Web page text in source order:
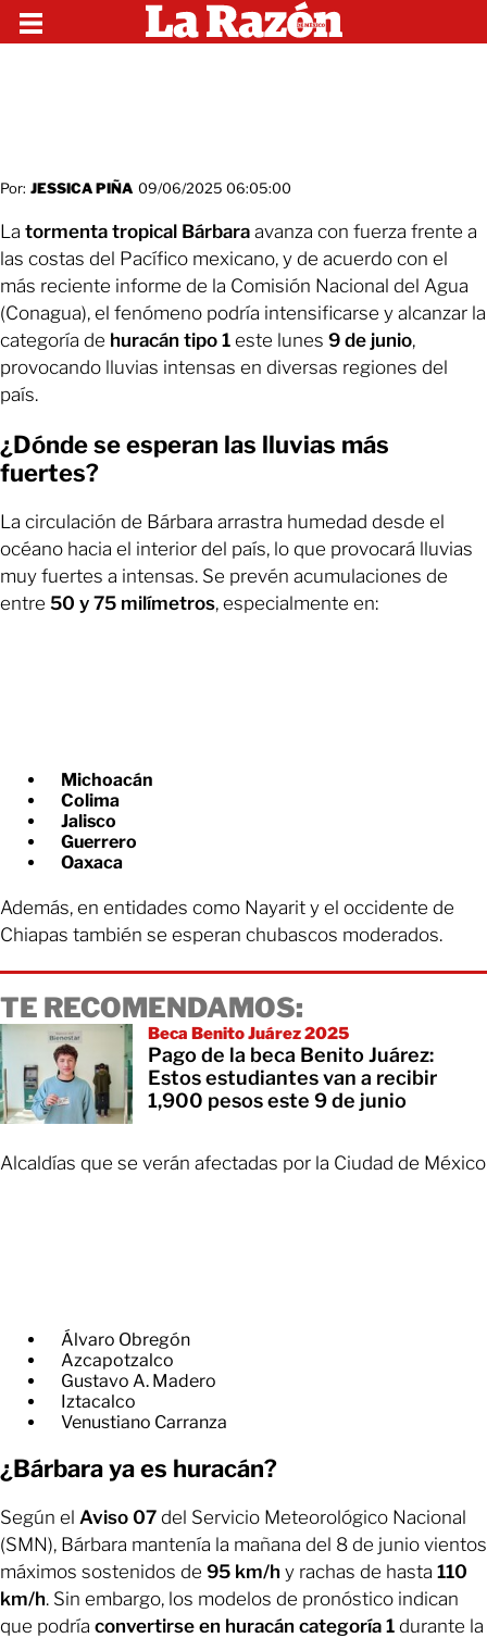
Por: JESSICA PIÑA 09/06/2025 06:05:00
La tormenta tropical Bárbara avanza con fuerza frente a
las costas del Pacífico mexicano, y de acuerdo con el
más reciente informe de la Comisión Nacional del Agua
(Conagua), el fenómeno podría intensificarse y alcanzar la
categoría de huracán tipo 1 este lunes 9 de junio,
provocando lluvias intensas en diversas regiones del
país.
¿Dónde se esperan las lluvias más
fuertes?
La circulación de Bárbara arrastra humedad desde el
océano hacia el interior del país, lo que provocará lluvias
muy fuertes a intensas. Se prevén acumulaciones de
entre 50 y 75 milímetros, especialmente en:
Michoacán
Colima
Jalisco
Guerrero
Oaxaca
Además, en entidades como Nayarit y el occidente de
Chiapas también se esperan chubascos moderados.
TE RECOMENDAMOS:
Beca Benito Juárez 2025
Pago de la beca Benito Juárez:
Estos estudiantes van a recibir
1,900 pesos este 9 de junio
Alcaldías que se verán afectadas por la Ciudad de México
Álvaro Obregón
Azcapotzalco
Gustavo A. Madero
Iztacalco
Venustiano Carranza
¿Bárbara ya es huracán?
Según el Aviso 07 del Servicio Meteorológico Nacional
(SMN), Bárbara mantenía la mañana del 8 de junio vientos
máximos sostenidos de 95 km/h y rachas de hasta 110
km/h. Sin embargo, los modelos de pronóstico indican
que podría convertirse en huracán categoría 1 durante la